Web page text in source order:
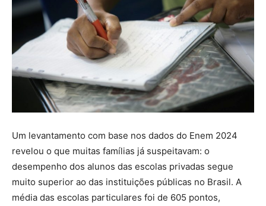
Um levantamento com base nos dados do Enem 2024
revelou o que muitas famílias já suspeitavam: o
desempenho dos alunos das escolas privadas segue
muito superior ao das instituições públicas no Brasil. A
média das escolas particulares foi de 605 pontos,